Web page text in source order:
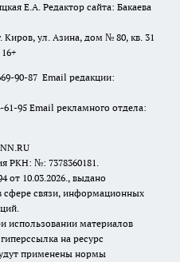
Е.А. Редактор сайта: Бакаева
Киров, ул. Азина, дом № 80, кв. 31
90-87 Email редакции:
95 Email рекламного отдела:
РКН: №: 7378360181.
от 10.03.2026., выдано
сфере связи, информационных
использовании материалов
на ресурс
применены нормы